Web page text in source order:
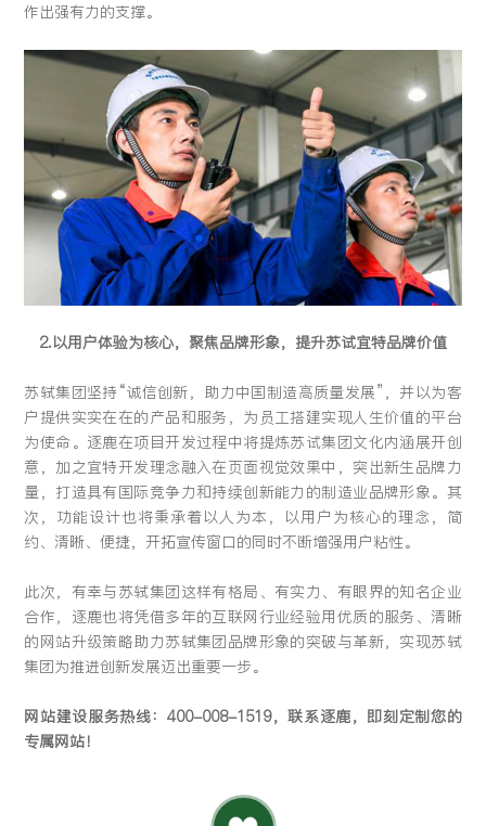
作出强有力的支撑。
2.以用户体验为核心，聚焦品牌形象，提升苏试宜特品牌价值
苏轼集团坚持“诚信创新，助力中国制造高质量发展”，并以为客
户提供实实在在的产品和服务，为员工搭建实现人生价值的平台
为使命。逐鹿在项目开发过程中将提炼苏试集团文化内涵展开创
意，加之宜特开发理念融入在页面视觉效果中，突出新生品牌力
量，打造具有国际竞争力和持续创新能力的制造业品牌形象。其
次，功能设计也将秉承着以人为本，以用户为核心的理念，简
约、清晰、便捷，开拓宣传窗口的同时不断增强用户粘性。
此次，有幸与苏轼集团这样有格局、有实力、有眼界的知名企业
合作，逐鹿也将凭借多年的互联网行业经验用优质的服务、清晰
的网站升级策略助力苏轼集团品牌形象的突破与革新，实现苏轼
集团为推进创新发展迈出重要一步。
网站建设服务热线：400-008-1519，联系逐鹿，即刻定制您的
专属网站！